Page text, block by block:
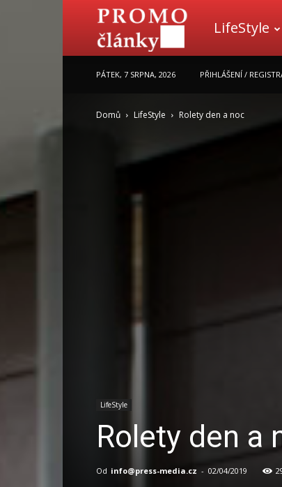
Promo
LifeStyle
PÁTEK, 7 SRPNA, 2026 PŘIHLÁŠENÍ /
Domů LifeStyle Rolety den a noc
LifeStyle
Rolety den a
Od info@press-media.cz - 02/04/2019